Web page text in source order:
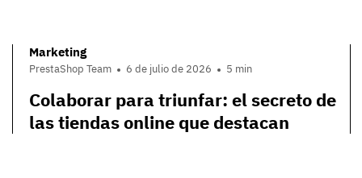
Marketing
PrestaShop Team 6 de julio de 2026 5 min
Colaborar para triunfar: el secreto de
las tiendas online que destacan